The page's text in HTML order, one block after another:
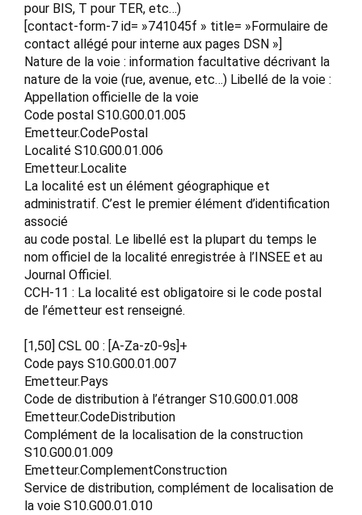
pour BIS, T pour TER, etc…)
[contact-form-7 id= »741045f » title= »Formulaire de
contact allégé pour interne aux pages DSN »]
Nature de la voie : information facultative décrivant la
nature de la voie (rue, avenue, etc…) Libellé de la voie :
Appellation officielle de la voie
Code postal S10.G00.01.005
Emetteur.CodePostal
Localité S10.G00.01.006
Emetteur.Localite
La localité est un élément géographique et
administratif. C’est le premier élément d’identification
associé
au code postal. Le libellé est la plupart du temps le
nom officiel de la localité enregistrée à l’INSEE et au
Journal Officiel.
CCH-11 : La localité est obligatoire si le code postal
de l’émetteur est renseigné.
[1,50] CSL 00 : [A-Za-z0-9s]+
Code pays S10.G00.01.007
Emetteur.Pays
Code de distribution à l’étranger S10.G00.01.008
Emetteur.CodeDistribution
Complément de la localisation de la construction
S10.G00.01.009
Emetteur.ComplementConstruction
Service de distribution, complément de localisation de
la voie S10.G00.01.010